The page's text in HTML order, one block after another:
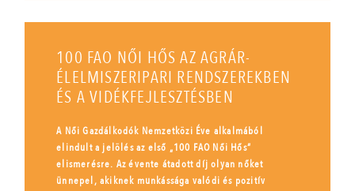
100 FAO NŐI HŐS AZ AGRÁR-
ÉLELMISZERIPARI RENDSZEREKBEN
ÉS A VIDÉKFEJLESZTÉSBEN
A Női Gazdálkodók Nemzetközi Éve alkalmából
elindult a jelölés az első „100 FAO Női Hős”
elismerésre. Az évente átadott díj olyan nőket
ünnepel, akiknek munkássága valódi és pozitív